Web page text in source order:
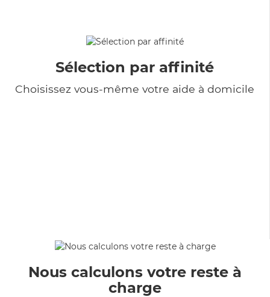
Sélection par affinité
Choisissez vous-même votre aide à domicile
Nous calculons votre reste à
charge